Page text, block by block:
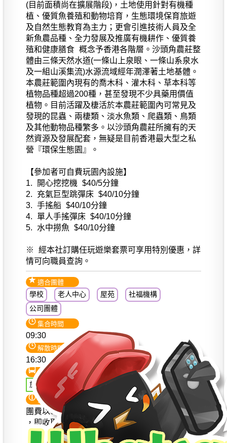
(目前面積尚在擴展階段)，土地使用針對有機種
植、優質魚養殖和動物培育，生態環境保育旅遊
及自然生態教育為主力；更會引進技術人員及全
新魚農品種、全力發展及推廣有機耕作、優質養
殖和健康膳食 概念予香港各階層。沙頭角農莊整
體由三條天然水道(一條山上泉眼、一條山系泉水
及一組山溪集流)水源流域經年潤澤著土地基體。
本農莊範圍內現有的喬木科、灌木科、草本科等
植物品種超過200種，甚至發現不少具藥用價值
植物。目前活躍及棲活於本農莊範圍內可常見及
發現的昆蟲、兩棲類、淡水魚類、爬蟲類、鳥類
及其他動物品種繁多。以沙頭角農莊所擁有的天
然資源及發展配套，無疑是目前香港最大型之私
營『環保生態園』。
【參加者可自費玩園內設施】
1. 開心挖挖機 $40/5分鐘
2. 充氣巨型跳彈床 $40/10分鐘
3. 手搖船 $40/10分鐘
4. 單人手搖彈床 $40/10分鐘
5. 水中撈魚 $40/10分鐘
※ 經本社訂購任玩遊樂套票可享用特別優惠，詳
情可向職員查詢。
適合團體
學校 老人中心 屋苑
社福機構
公司團體
集合時間
09:30
解散時間
16:30
交通
旅遊巴士環遊
注意事項
團費以60人計算 (每車送2位 貴機構的隨行人員)
，即收取58人費用。
團費會因應人數及其他因素而變，只供參考，一